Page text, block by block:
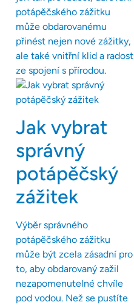
potápěčského zážitku
může obdarovanému
přinést nejen nové zážitky,
ale také vnitřní klid a radost
ze spojení s přírodou.
Jak vybrat
správný
potápěčský
zážitek
Výběr správného
potápěčského zážitku
může být zcela zásadní pro
to, aby obdarovaný zažil
nezapomenutelné chvíle
pod vodou. Než se pustíte